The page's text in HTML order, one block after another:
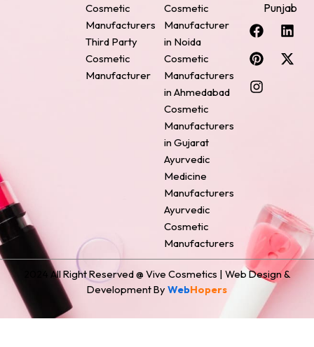
Cosmetic
Manufacturers
Third Party
Cosmetic
Manufacturer
Cosmetic
Manufacturer
in Noida
Cosmetic
Manufacturers
in Ahmedabad
Cosmetic
Manufacturers
in Gujarat
Ayurvedic
Medicine
Manufacturers
Ayurvedic
Cosmetic
Manufacturers
Punjab
F
a
c
e
b
o
L
i
n
k
P
i
n
t
e
r
X
-
t
w
I
n
s
t
a
g
2024 All Right Reserved @ Vive Cosmetics | Web Design &
Development By WebHopers